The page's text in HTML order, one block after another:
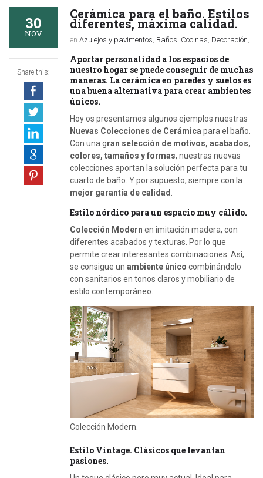
30
NOV
Share this:
Cerámica para el baño. Estilos
diferentes, máxima calidad.
en Azulejos y pavimentos Baños Cocinas Decoración
Aportar personalidad a los espacios de
nuestro hogar se puede conseguir de muchas
maneras. La cerámica en paredes y suelos es
una buena alternativa para crear ambientes
únicos.
Hoy os presentamos algunos ejemplos nuestras
Nuevas Colecciones de Cerámica para el baño.
Con una gran selección de motivos, acabados,
colores, tamaños y formas, nuestras nuevas
colecciones aportan la solución perfecta para tu
cuarto de baño. Y por supuesto, siempre con la
mejor garantía de calidad
Estilo nórdico para un espacio muy cálido.
Colección Modern en imitación madera, con
diferentes acabados y texturas. Por lo que
permite crear interesantes combinaciones. Así,
se consigue un ambiente único combinándolo
con sanitarios en tonos claros y mobiliario de
estilo contemporáneo.
Colección Modern.
Estilo Vintage. Clásicos que levantan
pasiones.